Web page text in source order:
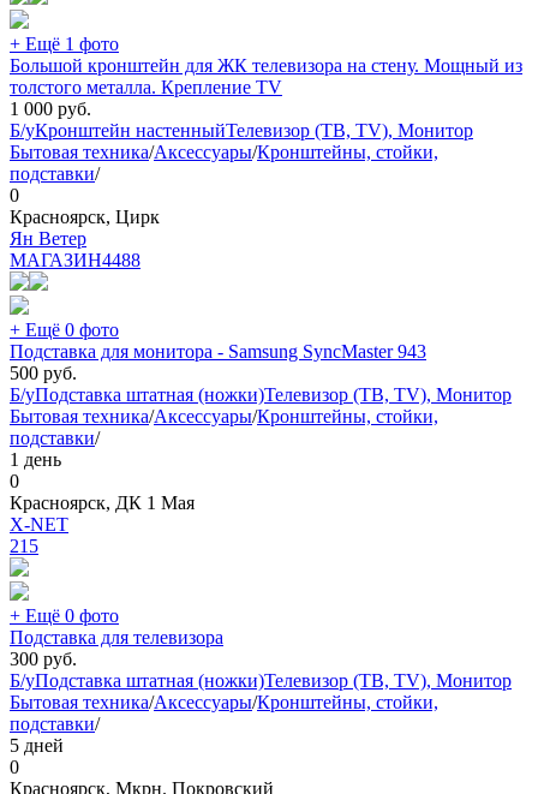
+ Ещё 1 фото
Большой кронштейн для ЖК телевизора на стену. Мощный из
толстого металла. Крепление TV
1 000 руб.
Б/уКронштейн настенныйТелевизор (ТВ, TV), Монитор
Бытовая техника/Аксессуары/Кронштейны, стойки,
подставки/
0
Красноярск, Цирк
Ян Ветер
МАГАЗИН4488
+ Ещё 0 фото
Подставка для монитора - Samsung SyncMaster 943
500 руб.
Б/уПодставка штатная (ножки)Телевизор (ТВ, TV), Монитор
Бытовая техника/Аксессуары/Кронштейны, стойки,
подставки/
1 день
0
Красноярск, ДК 1 Мая
X-NET
215
+ Ещё 0 фото
Подставка для телевизора
300 руб.
Б/уПодставка штатная (ножки)Телевизор (ТВ, TV), Монитор
Бытовая техника/Аксессуары/Кронштейны, стойки,
подставки/
5 дней
0
Красноярск, Мкрн. Покровский